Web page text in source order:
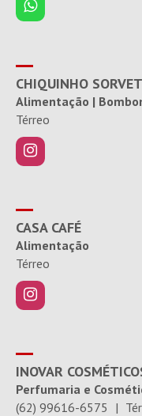
CHIQUINHO
Alimentação |
Térreo
CASA CAFÉ
Alimentação
Térreo
INOVAR
Perfumaria e
(62) 99616-6575 |